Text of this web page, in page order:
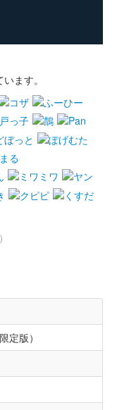
ます。
定版）